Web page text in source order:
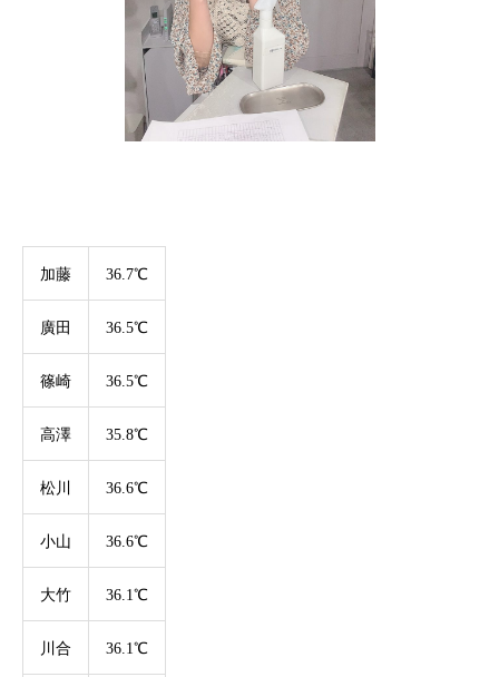
加藤 36.7℃
廣田 36.5℃
篠崎 36.5℃
高澤 35.8℃
松川 36.6℃
小山 36.6℃
大竹 36.1℃
川合 36.1℃